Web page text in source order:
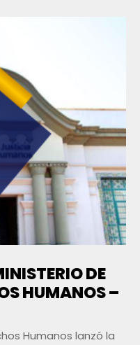
DE
HUMANOS –
Humanos lanzó la